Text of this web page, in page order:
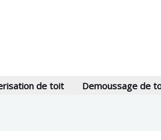
de toit Demoussage de